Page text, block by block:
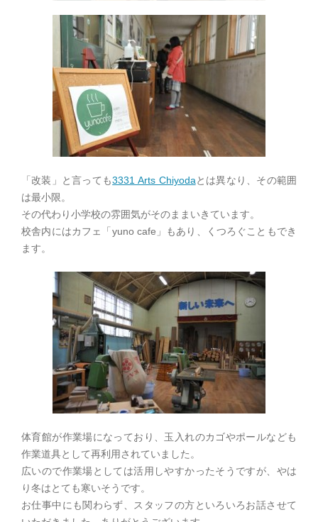
「改装」と言っても3331 Arts Chiyodaとは異なり、その範囲
は最小限。
その代わり小学校の雰囲気がそのままいきています。
校舎内にはカフェ「yuno cafe」もあり、くつろぐこともでき
ます。
体育館が作業場になっており、玉入れのカゴやポールなども
作業道具として再利用されていました。
広いので作業場としては活用しやすかったそうですが、やは
り冬はとても寒いそうです。
お仕事中にも関わらず、スタッフの方といろいろお話させて